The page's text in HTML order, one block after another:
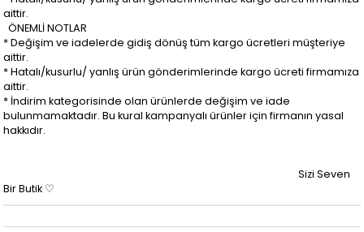
aittir.
ÖNEMLİ NOTLAR
* Değişim ve iadelerde gidiş dönüş tüm kargo ücretleri müşteriye
aittir.
* Hatalı/kusurlu/ yanlış ürün gönderimlerinde kargo ücreti firmamıza
aittir.
* İndirim kategorisinde olan ürünlerde değişim ve iade
bulunmamaktadır. Bu kural kampanyalı ürünler için firmanın yasal
hakkıdır.
Sizi Seven
Bir Butik ♡